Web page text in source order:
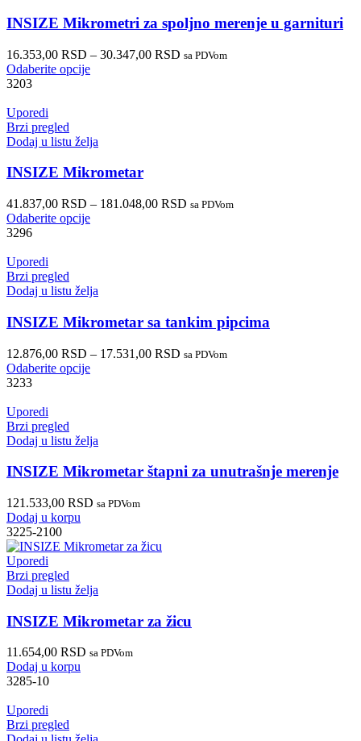
INSIZE Mikrometri za spoljno merenje u garnituri
16.353,00 RSD – 30.347,00 RSD sa PDVom
Odaberite opcije
3203
Uporedi
Brzi pregled
Dodaj u listu želja
INSIZE Mikrometar
41.837,00 RSD – 181.048,00 RSD sa PDVom
Odaberite opcije
3296
Uporedi
Brzi pregled
Dodaj u listu želja
INSIZE Mikrometar sa tankim pipcima
12.876,00 RSD – 17.531,00 RSD sa PDVom
Odaberite opcije
3233
Uporedi
Brzi pregled
Dodaj u listu želja
INSIZE Mikrometar štapni za unutrašnje merenje
121.533,00 RSD sa PDVom
Dodaj u korpu
3225-2100
Uporedi
Brzi pregled
Dodaj u listu želja
INSIZE Mikrometar za žicu
11.654,00 RSD sa PDVom
Dodaj u korpu
3285-10
Uporedi
Brzi pregled